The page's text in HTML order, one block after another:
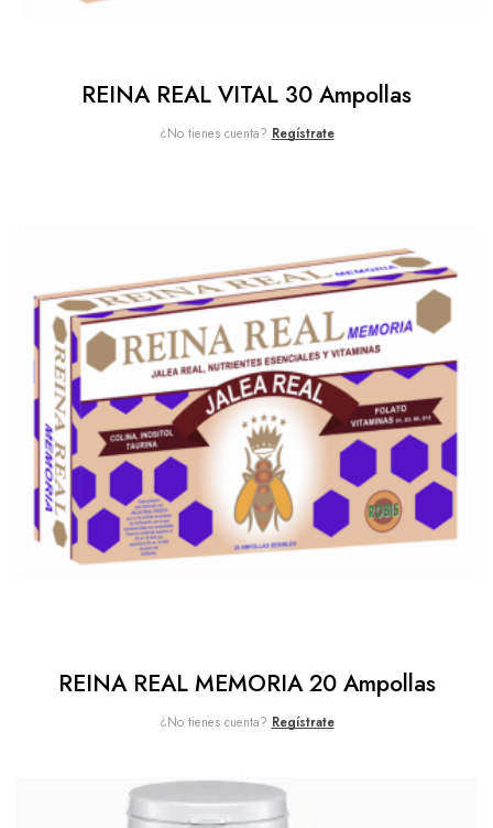
REINA REAL VITAL 30 Ampollas
¿No tienes cuenta? Regístrate
REINA REAL MEMORIA 20 Ampollas
¿No tienes cuenta? Regístrate